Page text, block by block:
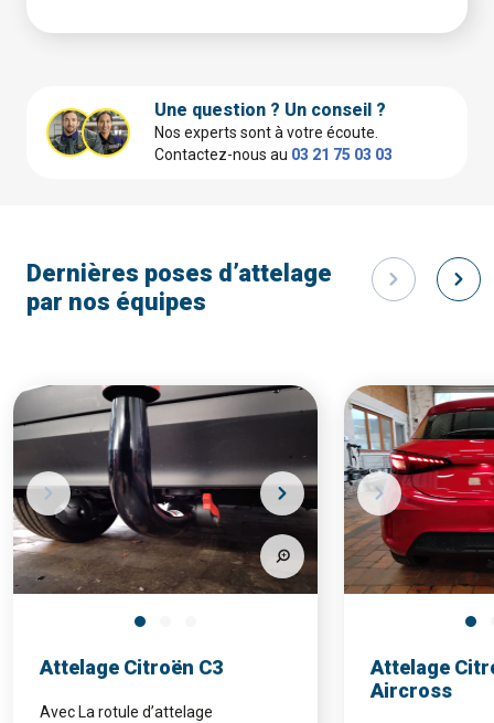
Une question ? Un conseil ?
Nos experts sont à votre écoute.
Contactez-nous au 03 21 75 03 03
Dernières poses d’attelage
par nos équipes
Attelage Citroën C3
Avec La rotule d’attelage
Attelage
Aircross